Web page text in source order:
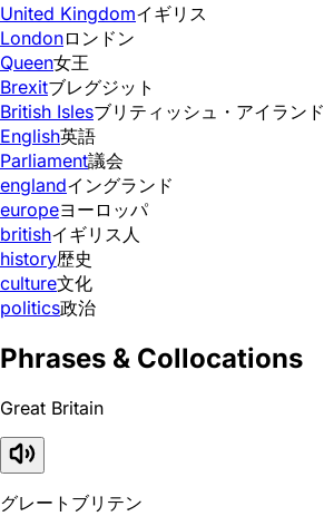
United Kingdomイギリス
Londonロンドン
Queen女王
Brexitブレグジット
British Islesブリティッシュ・アイランド
English英語
Parliament議会
englandイングランド
europeヨーロッパ
britishイギリス人
history歴史
culture文化
politics政治
Phrases & Collocations
Great Britain
グレートブリテン